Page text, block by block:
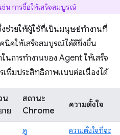
น การซื้อให้เสร็จสมบูรณ์
ช่วยให้ผู้ใช้ที่เป็นมนุษย์ทำงานที่
นิคให้เสร็จสมบูรณ์ได้ดียิ่งขึ้น
นการทำงานของ Agent ให้เสร็จ
เพิ่มประสิทธิภาพแบบต่อเนื่องได้
น
าย
สถานะ
Chrome
ความตั้งใจ
ดู
ความตั้งใจที่จะ